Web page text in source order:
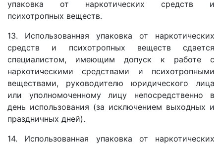
упаковка от наркотических средств и
психотропных веществ.
13. Использованная упаковка от наркотических
средств и психотропных веществ сдается
специалистом, имеющим допуск к работе с
наркотическими средствами и психотропными
веществами, руководителю юридического лица
или уполномоченному лицу непосредственно в
день использования (за исключением выходных и
праздничных дней).
14. Использованная упаковка от наркотических